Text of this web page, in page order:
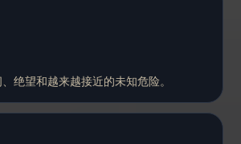
绝望和越来越接近的未知危险。